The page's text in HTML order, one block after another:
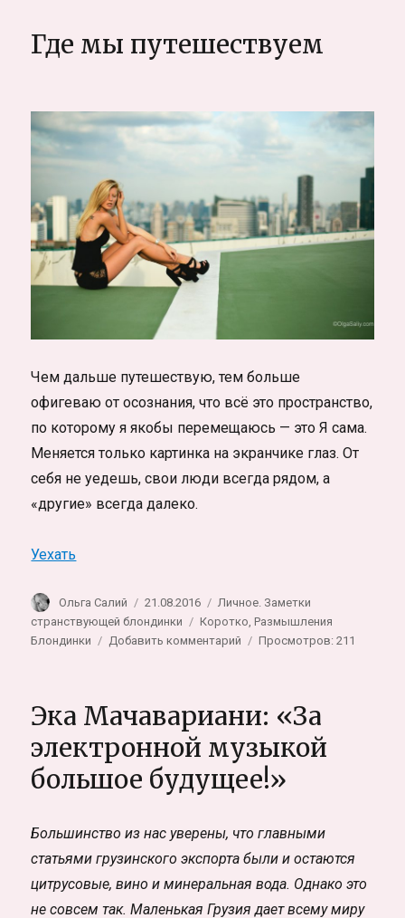
Тбилиси
Где мы путешествуем
Чем дальше путешествую, тем больше
офигеваю от осознания, что всё это пространство,
по которому я якобы перемещаюсь — это Я сама.
Меняется только картинка на экранчике глаз. От
себя не уедешь, свои люди всегда рядом, а
«другие» всегда далеко.
Уехать
Автор
Ольга Салий Опубликовано
21.08.2016 Рубрики
Личное. Заметки
странствующей блондинки
Метки
Коротко,Размышления
Блондинки
Добавить комментарий
путешествуем
Просмотров: 211
Эка Мачавариани: «За
электронной музыкой
большое будущее!»
Большинство из нас уверены, что главными
статьями грузинского экспорта были и остаются
цитрусовые, вино и минеральная вода. Однако это
не совсем так. Маленькая Грузия дает всему миру